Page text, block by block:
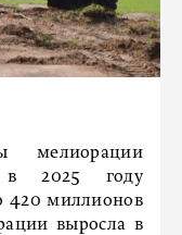
мелиорации
в 2025 году
420 миллионов
выросла в